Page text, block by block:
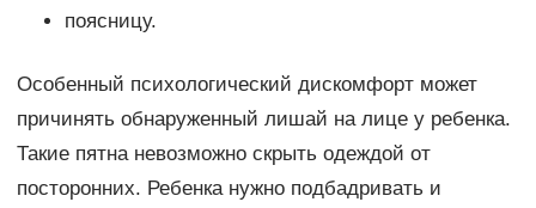
поясницу.
Особенный психологический дискомфорт может
причинять обнаруженный лишай на лице у ребенка.
Такие пятна невозможно скрыть одеждой от
посторонних. Ребенка нужно подбадривать и